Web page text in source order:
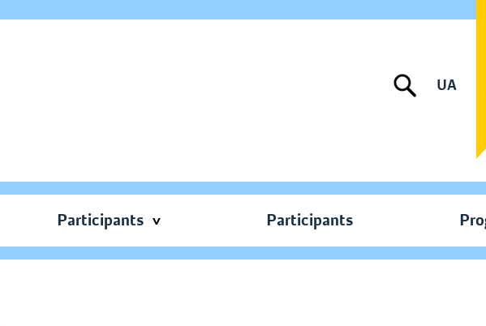
UA
Participants Participants